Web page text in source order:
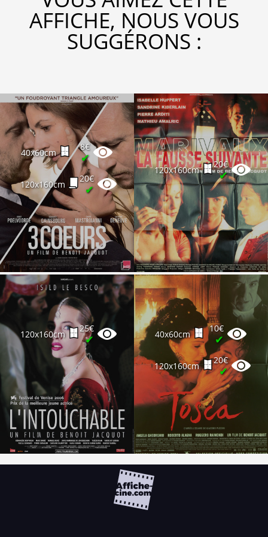
AFFICHE, NOUS VOUS
SUGGÉRONS :
40x60cm
8€
✔
120x160cm
20€
✔
120x160cm
20€
✔
120x160cm
25€
✔ 40x60cm
10€
✔
120x160cm
20€
✔